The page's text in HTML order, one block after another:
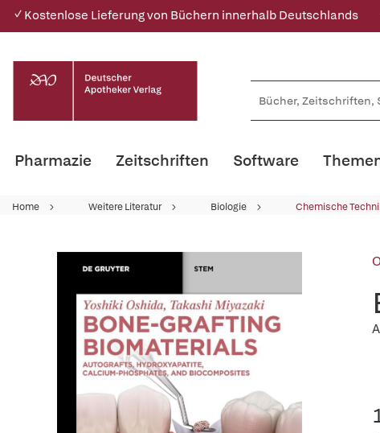
✓ Kostenlose Lieferung von Büchern innerhalb Deutschlands
Pharmazie Zeitschriften Software
Home Weitere Literatur Biologie Chemische